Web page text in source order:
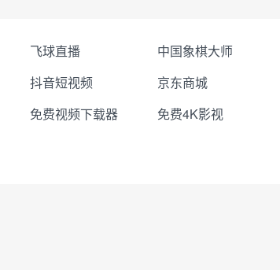
飞球直播 中国象棋大师
抖音短视频 京东商城
免费视频下载器 免费4K影视